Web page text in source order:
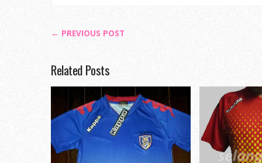
← PREVIOUS POST
Related Posts